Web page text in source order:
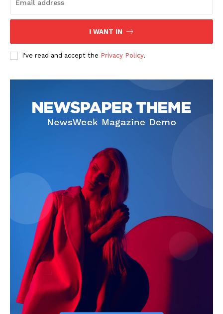
Company
About
Subscription Plans
My account
Klinik Gigi Terdekat
Klinik Gigi terbaik
I WANT IN
I've read and accept the Privacy Policy.